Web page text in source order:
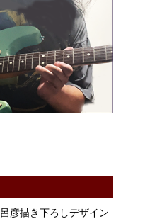
彦描き下ろしデザイン